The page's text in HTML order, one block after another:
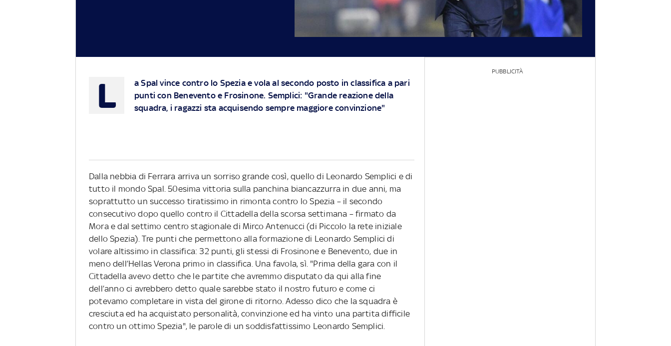
L
a Spal vince contro lo Spezia e vola al secondo posto in classifica a pari
punti con Benevento e Frosinone. Semplici: "Grande reazione della
squadra, i ragazzi sta acquisendo sempre maggiore convinzione"
Dalla nebbia di Ferrara arriva un sorriso grande così, quello di Leonardo Semplici e di
tutto il mondo Spal. 50esima vittoria sulla panchina biancazzurra in due anni, ma
soprattutto un successo tiratissimo in rimonta contro lo Spezia – il secondo
consecutivo dopo quello contro il Cittadella della scorsa settimana – firmato da
Mora e dal settimo centro stagionale di Mirco Antenucci (di Piccolo la rete iniziale
dello Spezia). Tre punti che permettono alla formazione di Leonardo Semplici di
volare altissimo in classifica: 32 punti, gli stessi di Frosinone e Benevento, due in
meno dell’Hellas Verona primo in classifica. Una favola, sì. "Prima della gara con il
Cittadella avevo detto che le partite che avremmo disputato da qui alla fine
dell’anno ci avrebbero detto quale sarebbe stato il nostro futuro e come ci
potevamo completare in vista del girone di ritorno. Adesso dico che la squadra è
cresciuta ed ha acquistato personalità, convinzione ed ha vinto una partita difficile
contro un ottimo Spezia", le parole di un soddisfattissimo Leonardo Semplici.
PUBBLICITÀ